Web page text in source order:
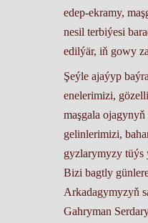
edep-ekramy,
nesil terbiýesi
edilýär, iň gowy
Şeýle ajaýyp
enelerimizi,
maşgala ojagynyň
gelinlerimizi,
gyzlarymyzy tüýs
Bizi bagtly
Arkadagymyzyň
Gahryman